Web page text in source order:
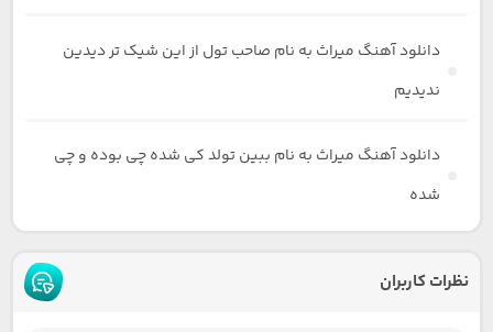
دانلود آهنگ میراث به نام صاحب تول از این شیک تر دیدین
ندیدیم
دانلود آهنگ میراث به نام ببین تولد کی شده چی بوده و چی
شده
نظرات کاربران